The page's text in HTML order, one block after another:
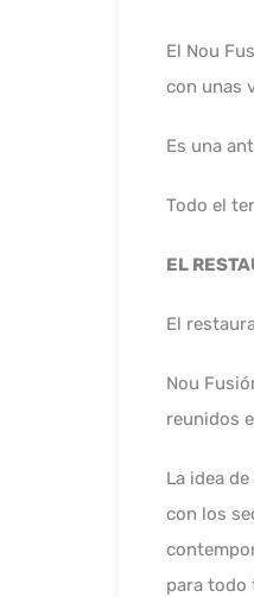
El Nou
con unas
Es una
Todo el
EL
El
Nou
reunidos
La idea
con los
para todo